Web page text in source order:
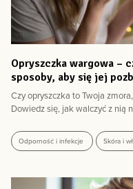
Theobroma
oils-fixed-plant-oils/
Opryszczka wargowa –
sposoby, aby się jej
Czy opryszczka to Twoja
Dowiedz się, jak walczyć z nią
Odporność i infekcje Skóra i